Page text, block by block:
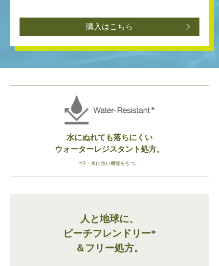
購入はこちら
水にぬれても落ちにくい
ウォーターレジスタント処方。
*汗・水に強い機能をもつ。
人と地球に、
ビーチフレンドリー*
＆フリー処方。